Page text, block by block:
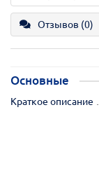
Отзывов (0)
Основные
Краткое описание